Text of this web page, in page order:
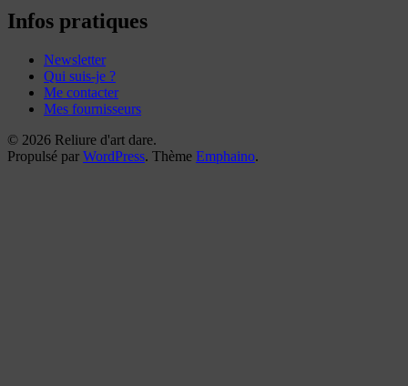
reliures
Infos pratiques
Newsletter
Qui suis-je ?
Me contacter
Mes fournisseurs
© 2026 Reliure d'art dare.
Propulsé par WordPress. Thème Emphaino.